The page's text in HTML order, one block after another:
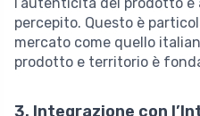
percepito. Questo è
mercato come quello
prodotto e territorio è
3. Integrazione con